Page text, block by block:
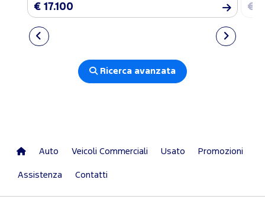
€ 17.100 €
Ricerca avanzata
Auto Veicoli Commerciali Usato Promozioni
Assistenza Contatti